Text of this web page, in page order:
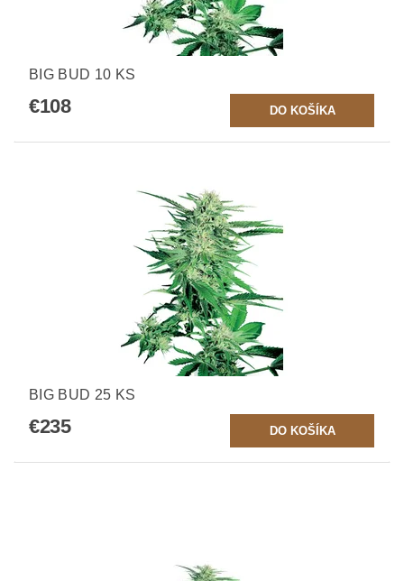
BIG BUD 10 KS
€108
BIG BUD 25 KS
€235